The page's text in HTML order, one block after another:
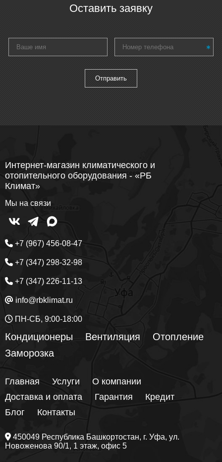
Оставить заявку
Интернет-магазин климатического и
отопительного оборудования - «РБ
Климат»
Мы на связи
+7 (967) 456-08-47
+7 (347) 298-32-98
+7 (347) 226-11-13
info@rbklimat.ru
ПН-СБ, 9:00-18:00
Кондиционеры Вентиляция
Отопление
Заморозка
Главная Услуги
О компании
Доставка и оплата
Гарантия
Кредит
Блог
Контакты
450049 Республика Башкортостан, г. Уфа, ул.
Новоженова 90/1, 1 этаж, офис 5